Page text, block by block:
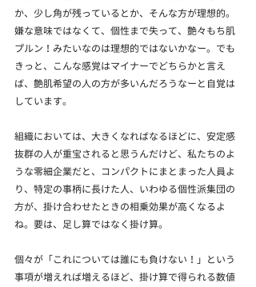
か、少し角が残っているとか、そんな方が理想的。
嫌な意味ではなくて、個性まで失って、艶々もち肌
プルン！みたいなのは理想的ではないかなー。でも
きっと、こんな感覚はマイナーでどちらかと言え
ば、艶肌希望の人の方が多いんだろうなーと自覚は
しています。
組織においては、大きくなればなるほどに、安定感
抜群の人が重宝されると思うんだけど、私たちのよ
うな零細企業だと、コンパクトにまとまった人員よ
り、特定の事柄に長けた人、いわゆる個性派集団の
方が、掛け合わせたときの相乗効果が高くなるよ
ね。要は、足し算ではなく掛け算。
個々が「これについては誰にも負けない！」という
事項が増えれば増えるほど、掛け算で得られる数値